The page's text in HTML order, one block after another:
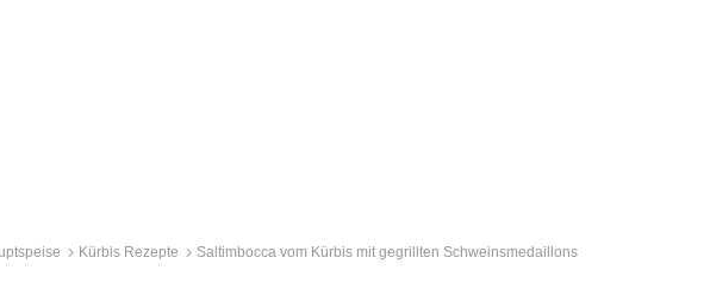
Kürbis Rezepte Saltimbocca vom Kürbis mit gegrillten Schweinsmedaillons